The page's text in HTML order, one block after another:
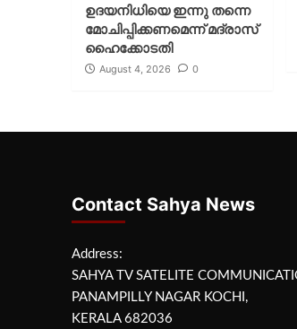
ഉദയനിധിയെ ഇന്നു തന്നെ
മോചിപ്പിക്കണമെന്ന് മദ്രാസ്
ഹൈക്കോടതി
August 4, 2026 0
Contact Sahya News
Address:
SAHYA TV SATELITE
PANAMPILLY NAGAR KOCHI,
KERALA 682036